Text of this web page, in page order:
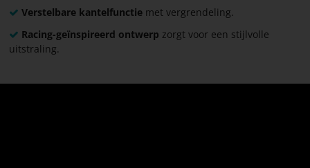
Verstelbare kantelfunctiemet vergrendeling.
Racing-geïnspireerd ontwerp zorgt voor een stijlvolle
uitstraling.